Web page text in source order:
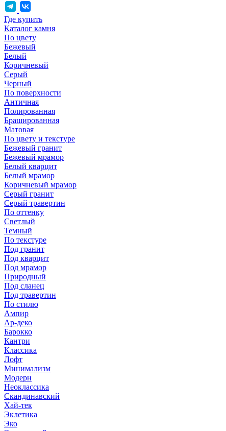
Где купить
Каталог камня
По цвету
Бежевый
Белый
Коричневый
Серый
Черный
По поверхности
Античная
Полированная
Брашированная
Матовая
По цвету и текстуре
Бежевый гранит
Бежевый мрамор
Белый кварцит
Белый мрамор
Коричневый мрамор
Серый гранит
Серый травертин
По оттенку
Светлый
Темный
По текстуре
Под гранит
Под кварцит
Под мрамор
Природный
Под сланец
Под травертин
По стилю
Ампир
Ар-деко
Барокко
Кантри
Классика
Лофт
Минимализм
Модерн
Неоклассика
Скандинавский
Хай-тек
Эклетика
Эко